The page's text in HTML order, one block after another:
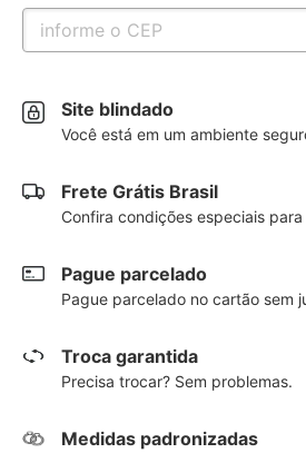
Site blindado
Você está em um ambiente
Frete Grátis Brasil
Confira condições especiais
Pague parcelado
Pague parcelado no cartão sem
Troca garantida
Precisa trocar? Sem problemas.
Medidas padronizadas